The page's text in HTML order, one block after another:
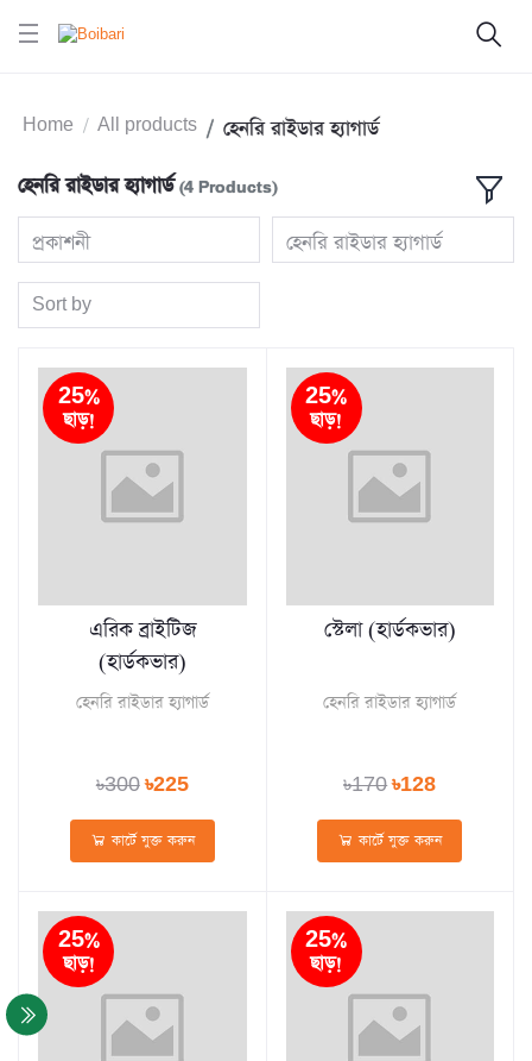
Home All products হেনরি রাইডার হ্যাগার্ড
হেনরি রাইডার হ্যাগার্ড(4 Products)
প্রকাশনী হেনরি রাইডার হ্যাগার্ড
Sort by
25%
ছাড়!
এরিক ব্রাইটিজ
(হার্ডকভার)
হেনরি রাইডার হ্যাগার্ড
৳300৳225
কার্টে যুক্ত করুন
25%
ছাড়!
স্টেলা (হার্ডকভার)
হেনরি রাইডার হ্যাগার্ড
৳170৳128
কার্টে যুক্ত করুন
25%
ছাড়!
25%
ছাড়!